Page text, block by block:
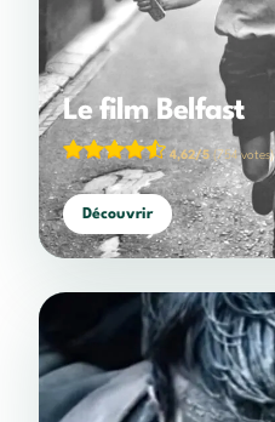
Le film Belfast
4,62/5 (754 votes)
Découvrir